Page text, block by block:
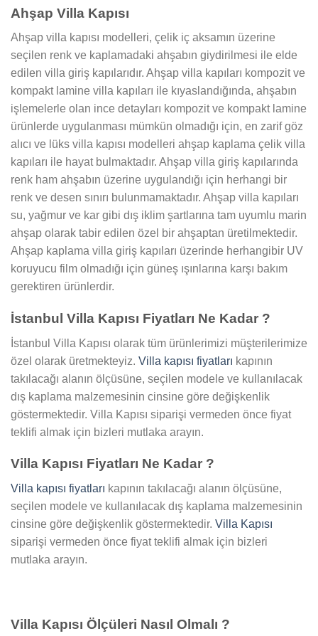
Ahşap Villa Kapısı
Ahşap villa kapısı modelleri, çelik iç aksamın üzerine
seçilen renk ve kaplamadaki ahşabın giydirilmesi ile elde
edilen villa giriş kapılarıdır. Ahşap villa kapıları kompozit ve
kompakt lamine villa kapıları ile kıyaslandığında, ahşabın
işlemelerle olan ince detayları kompozit ve kompakt lamine
ürünlerde uygulanması mümkün olmadığı için, en zarif göz
alıcı ve lüks villa kapısı modelleri ahşap kaplama çelik villa
kapıları ile hayat bulmaktadır. Ahşap villa giriş kapılarında
renk ham ahşabın üzerine uygulandığı için herhangi bir
renk ve desen sınırı bulunmamaktadır. Ahşap villa kapıları
su, yağmur ve kar gibi dış iklim şartlarına tam uyumlu marin
ahşap olarak tabir edilen özel bir ahşaptan üretilmektedir.
Ahşap kaplama villa giriş kapıları üzerinde herhangibir UV
koruyucu film olmadığı için güneş ışınlarına karşı bakım
gerektiren ürünlerdir.
İstanbul Villa Kapısı Fiyatları Ne Kadar ?
İstanbul Villa Kapısı olarak tüm ürünlerimizi müşterilerimize
özel olarak üretmekteyiz. Villa kapısı fiyatları kapının
takılacağı alanın ölçüsüne, seçilen modele ve kullanılacak
dış kaplama malzemesinin cinsine göre değişkenlik
göstermektedir. Villa Kapısı siparişi vermeden önce fiyat
teklifi almak için bizleri mutlaka arayın.
Villa Kapısı Fiyatları Ne Kadar ?
Villa kapısı fiyatları kapının takılacağı alanın ölçüsüne,
seçilen modele ve kullanılacak dış kaplama malzemesinin
cinsine göre değişkenlik göstermektedir. Villa Kapısı
siparişi vermeden önce fiyat teklifi almak için bizleri
mutlaka arayın.
Villa Kapısı Ölçüleri Nasıl Olmalı ?